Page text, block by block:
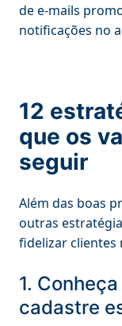
de e-mails
notificações no
12
que os
seguir
Além das boas
outras
fidelizar clientes
1.
cadastre